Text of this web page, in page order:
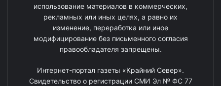
использование материалов в коммерческих,
рекламных или иных целях, а равно их
изменение, переработка или иное
модифицирование без письменного согласия
правообладателя запрещены.
Интернет-портал газеты «Крайний Север».
Свидетельство о регистрации СМИ Эл № ФС 77